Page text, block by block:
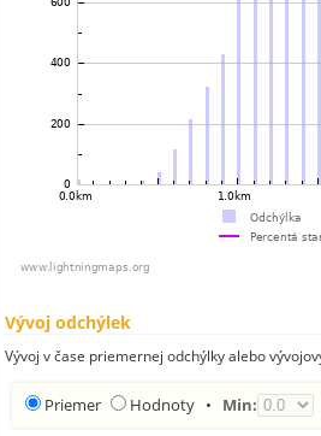
Vývoj odchýlek
Vývoj v čase priemernej odchýlky alebo
Priemer Hodnoty • Min: